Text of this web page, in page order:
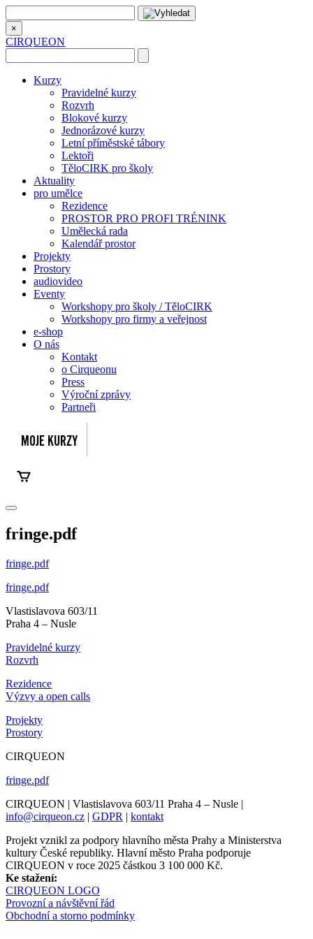
×
CIRQUEON
Kurzy
Pravidelné kurzy
Rozvrh
Blokové kurzy
Jednorázové kurzy
Letní příměstské tábory
Lektoři
TěloCIRK pro školy
Aktuality
pro umělce
Rezidence
PROSTOR PRO PROFI TRÉNINK
Umělecká rada
Kalendář prostor
Projekty
Prostory
audiovideo
Eventy
Workshopy pro školy / TěloCIRK
Workshopy pro firmy a veřejnost
e-shop
O nás
Kontakt
o Cirqueonu
Press
Výroční zprávy
Partneři
fringe.pdf
fringe.pdf
fringe.pdf
Vlastislavova 603/11
Praha 4 – Nusle
Pravidelné kurzy
Rozvrh
Rezidence
Výzvy a open calls
Projekty
Prostory
CIRQUEON
fringe.pdf
CIRQUEON | Vlastislavova 603/11 Praha 4 – Nusle |
info@cirqueon.cz | GDPR | kontakt
Projekt vznikl za podpory hlavního města Prahy a Ministerstva
kultury České republiky. Hlavní město Praha podporuje
CIRQUEON v roce 2025 částkou 3 100 000 Kč.
Ke stažení:
CIRQUEON LOGO
Provozní a návštěvní řád
Obchodní a storno podmínky